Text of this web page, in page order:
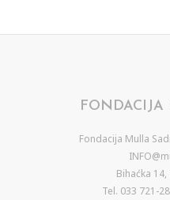
FONDACIJA
Fondacija Mulla
Bihaćka
Tel. 033 721-